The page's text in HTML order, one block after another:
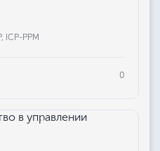
ICP-PPM
0